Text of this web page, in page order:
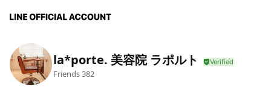
la*porte. 美容院 ラポルト
Friends382